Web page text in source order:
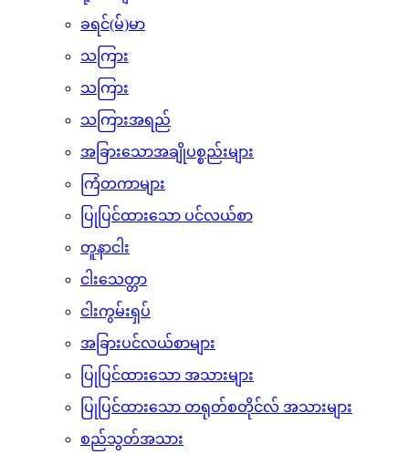
နို့ဆီများ
နို့စိမ်းများ
ခရင်(မ်)မာ
သကြား
သကြား
သကြားအရည်
အခြားသောအချိုပစ္စည်းများ
ကြံတကာများ
ပြုပြင်ထားသော ပင်လယ်စာ
တူနာငါး
ငါးသေတ္တာ
ငါးကွမ်းရှပ်
အခြားပင်လယ်စာများ
ပြုပြင်ထားသော အသားများ